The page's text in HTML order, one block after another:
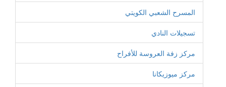
المسرح الشعبي الكويتي
تسجيلات النادي
مركز زفة العروسة للأفراح
مركز ميوزيكانا